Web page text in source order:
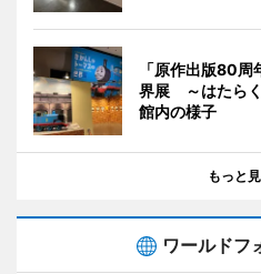
「原作出版80
界展 ～はたらく
館内の様子
もっと
ワールドフ